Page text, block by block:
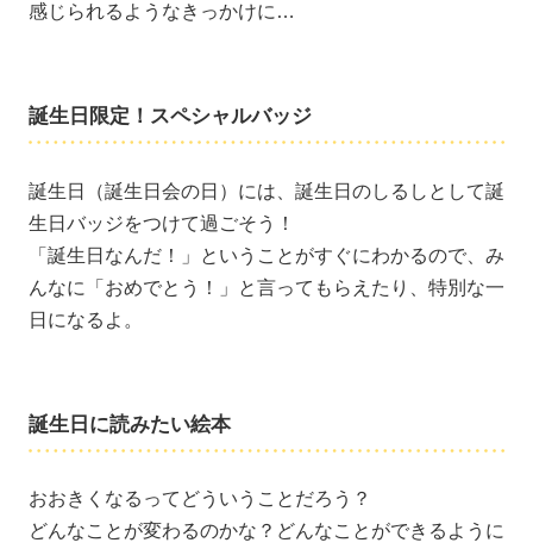
感じられるようなきっかけに…
誕生日限定！スペシャルバッジ
誕生日（誕生日会の日）には、誕生日のしるしとして誕
生日バッジをつけて過ごそう！
「誕生日なんだ！」ということがすぐにわかるので、み
んなに「おめでとう！」と言ってもらえたり、特別な一
日になるよ。
誕生日に読みたい絵本
おおきくなるってどういうことだろう？
どんなことが変わるのかな？どんなことができるように